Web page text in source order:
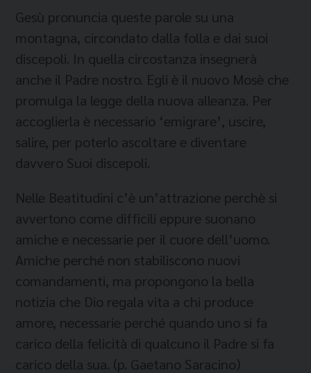
Gesù pronuncia queste parole su una
montagna, circondato dalla folla e dai suoi
discepoli. In quella circostanza insegnerà
anche il Padre nostro. Egli è il nuovo Mosè che
promulga la legge della nuova alleanza. Per
accoglierla è necessario ‘emigrare’, uscire,
salire, per poterlo ascoltare e diventare
davvero Suoi discepoli.
Nelle Beatitudini c’è un’attrazione perchè si
avvertono come difficili eppure suonano
amiche e necessarie per il cuore dell’uomo.
Amiche perché non stabiliscono nuovi
comandamenti, ma propongono la bella
notizia che Dio regala vita a chi produce
amore, necessarie perché quando uno si fa
carico della felicità di qualcuno il Padre si fa
carico della sua. (p. Gaetano Saracino)